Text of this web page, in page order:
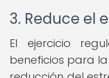
3. Reduce el
El ejercicio
beneficios para